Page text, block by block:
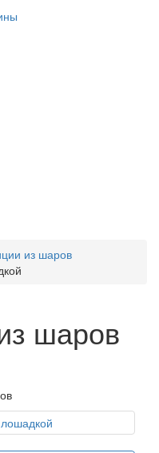
из шаров
шаров